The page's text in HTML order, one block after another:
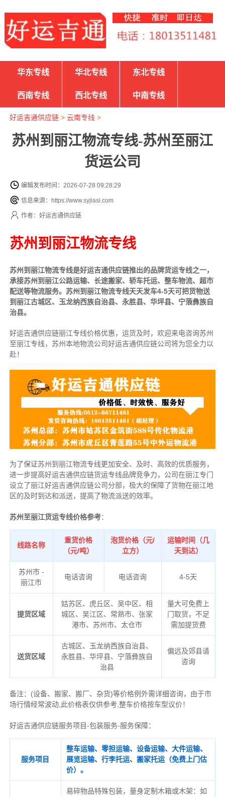
华东专线 华北专线 东北专线
西南专线 西北专线 中南专线
好运吉通供应链> 云南专线 >
苏州到丽江物流专线-苏州至丽江
货运公司
编辑发布时间：2026-07-28 09:28:29
信息来源：https://www.syjiasi.com
作者：好运吉通供应链
苏州到丽江物流专线
苏州到丽江物流专线是好运吉通供应链推出的品牌货运专线之一，
承接苏州到丽江公路运输、长途搬家、轿车托运、整车物流、超市
配送等物流服务。苏州到丽江物流专线天天发车4-5天可把货物送
到丽江古城区、玉龙纳西族自治县、永胜县、华坪县、宁蒗彝族自
治县。
好运吉通供应链丽江专线价格优惠，运货及时，欢迎来电咨询苏州
至丽江专线，苏州本地物流公司好运吉通供应链公司将为您全力以
赴！
为了保证苏州到丽江物流专线更加安全、及时、高效的优质服务，
进一步提高好运吉通供应链货运专线品牌竞争力，公司在丽江专门
设立了丽江好运吉通供应链公司分部，极大的保障了货物在丽江地
区的及时到达和派送，提高了物流派送的效率。
苏州至丽江货运专线价格参考：
线路名称
重货价格
（元/吨）
泡货价格（元/
立方）
运输时间（几
天到达）
苏州市 -
丽江市
电话咨询 电话咨询 4-5天
提货区域
姑苏区、虎丘区、吴中区、相
城区、吴江区、常熟市、张家
港市、苏州市、太仓市
量大可免费上
门取货，不足
需加提货费
送货区域
古城区、玉龙纳西族自治县、
永胜县、华坪县、宁蒗彝族自
治县
偏远及郊县请
咨询
备注： (设备、搬家、搬厂、杂货)等价格例外需详细咨询，由于市
场行情经常波动,此价格表仅供参考,整车价格按车型议价！
好运吉通供应链服务项目-包装服务-服务保障：
服务项目
整车运输、零担运输、设备运输、大件运输、
展览运输、行李托运、搬家托运（免费上门估
价）。
易碎物品特殊包装，量身定制木箱或木架：如